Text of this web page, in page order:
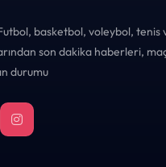
basketbol, voleybol, tenis
son dakika haberleri,
durumu